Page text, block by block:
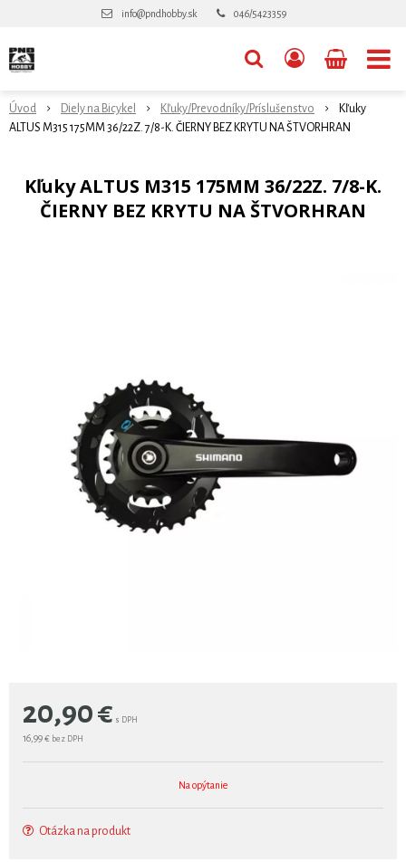
info@pndhobby.sk 046/5423359
Úvod Diely na Bicykel Kľuky/Prevodníky/Príslušenstvo
Kľuky
ALTUS M315 175MM 36/22Z. 7/8-K. ČIERNY BEZ KRYTU NA ŠTVORHRAN
Kľuky ALTUS M315 175MM 36/22Z. 7/8-K.
ČIERNY BEZ KRYTU NA ŠTVORHRAN
20,90€ s DPH
16,99 € bez DPH
Na opýtanie
Otázka na produkt